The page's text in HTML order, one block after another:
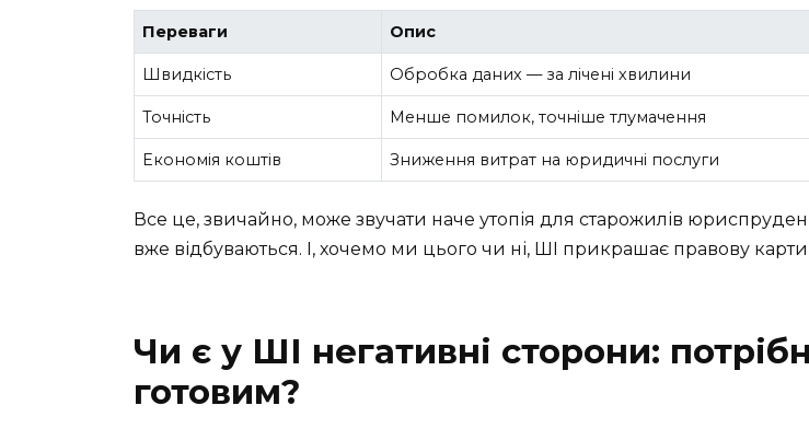
Переваги Опис
Швидкість Обробка даних — за лічені хвилини
Точність Менше помилок, точніше тлумачення
Економія коштів Зниження витрат на юридичні послуги
Все це, звичайно, може звучати наче утопія для старожилів
вже відбуваються. І, хочемо ми цього чи ні, ШІ прикрашає правову
Чи є у ШІ негативні сторони:
готовим?